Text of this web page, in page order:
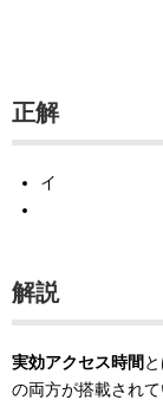
正解
イ
解説
実効アクセス時間
の両方が搭載され